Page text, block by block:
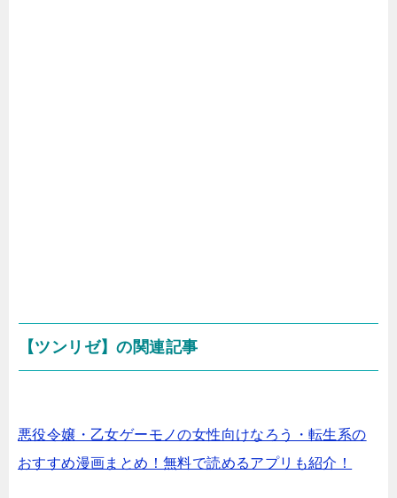
【ツンリゼ】の関連記事
悪役令嬢・乙女ゲーモノの女性向けなろう・転生系の
おすすめ漫画まとめ！無料で読めるアプリも紹介！